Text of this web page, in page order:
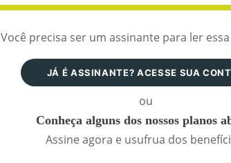
Você precisa ser um assinante para ler
JÁ É ASSINANTE? ACESSE SUA
ou
Conheça alguns dos nossos planos
Assine agora e usufrua dos